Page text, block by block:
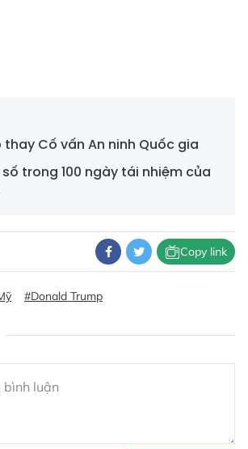
thay Cố vấn An ninh Quốc gia
trong 100 ngày tái nhiệm của
Copy link
#Donald Trump